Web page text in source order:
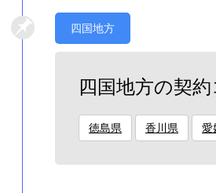
四国地方
四国地方の契
徳島県 香川県 愛